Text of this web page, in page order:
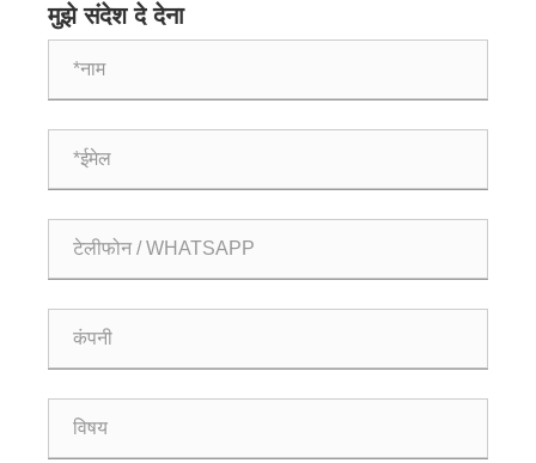
मुझे संदेश दे देना